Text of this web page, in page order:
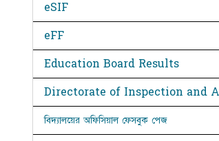
eSIF
eFF
Education Board Results
Directorate of Inspection and
বিদ্যালয়ের অফিসিয়াল ফেসবুক পেজ